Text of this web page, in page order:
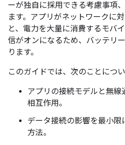
ーが独自に採用できる考慮事項
ます。アプリがネットワークに
と、電力を大量に消費するモバ
信がオンになるため、バッテリ
ります。
このガイドでは、次のことについ
アプリの接続モデルと無
相互作用。
データ接続の影響を最小限
方法。